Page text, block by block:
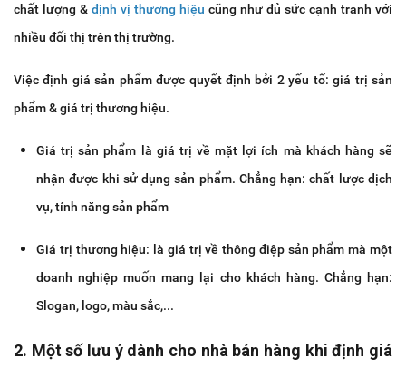
chất lượng & định vị thương hiệu cũng như đủ sức cạnh tranh với
nhiều đối thị trên thị trường.
Việc định giá sản phẩm được quyết định bởi 2 yếu tố: giá trị sản
phẩm & giá trị thương hiệu.
Giá trị sản phẩm là giá trị về mặt lợi ích mà khách hàng sẽ
nhận được khi sử dụng sản phẩm. Chẳng hạn: chất lược dịch
vụ, tính năng sản phẩm
Giá trị thương hiệu: là giá trị về thông điệp sản phẩm mà một
doanh nghiệp muốn mang lại cho khách hàng. Chẳng hạn:
Slogan, logo, màu sắc,...
2. Một số lưu ý dành cho nhà bán hàng khi định giá